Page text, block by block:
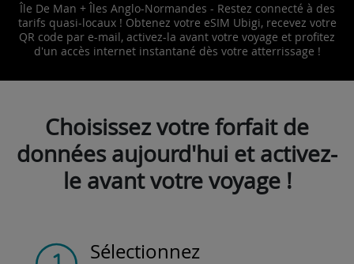
Île De Man + Îles Anglo-Normandes - Restez connecté à des
tarifs quasi-locaux ! Obtenez votre eSIM Ubigi, recevez votre
QR code par e-mail, activez-la avant votre voyage et profitez
d'un accès internet instantané dès votre atterrissage !
Choisissez votre forfait de
données aujourd'hui et activez-
le avant votre voyage !
Sélectionnez